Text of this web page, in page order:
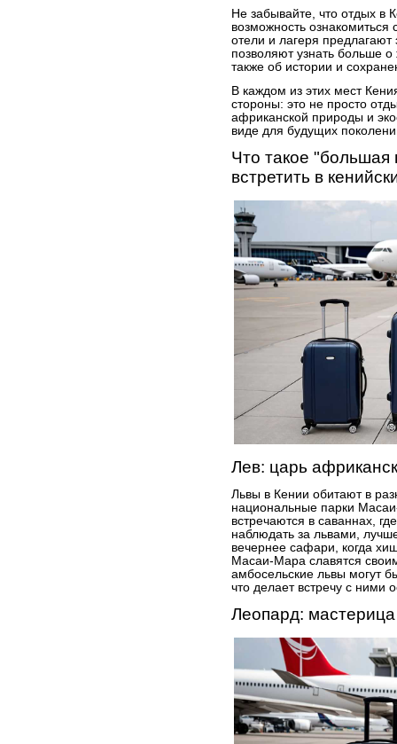
Не забывайте, что отдых в
возможность
отели и лагеря предлагают
позволяют узнать больше
также об истории и
В каждом из этих мест
стороны: это не просто
африканской природы и
виде для будущих
Что такое "большая
встретить в
Лев: царь
Львы в Кении обитают в
национальные парки
встречаются в саваннах,
наблюдать за львами,
вечернее сафари, когда
Масаи-Мара славятся
амбосельские львы могут
что делает встречу с
Леопард: